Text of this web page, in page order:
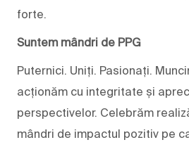
forte.
Suntem mândri de PPG
Puternici. Uniți. Pasionați.
acționăm cu integritate și
perspectivelor. Celebrăm
mândri de impactul pozitiv pe